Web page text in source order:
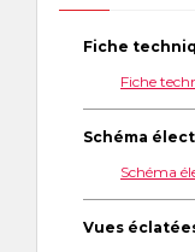
Fiche
Fiche
Schéma
Schéma
Vues